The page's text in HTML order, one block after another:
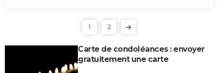
1 2
Carte de condoléances : envoyer
gratuitement une carte